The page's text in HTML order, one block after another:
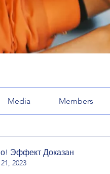
Media Members
Эффект Доказан
2023